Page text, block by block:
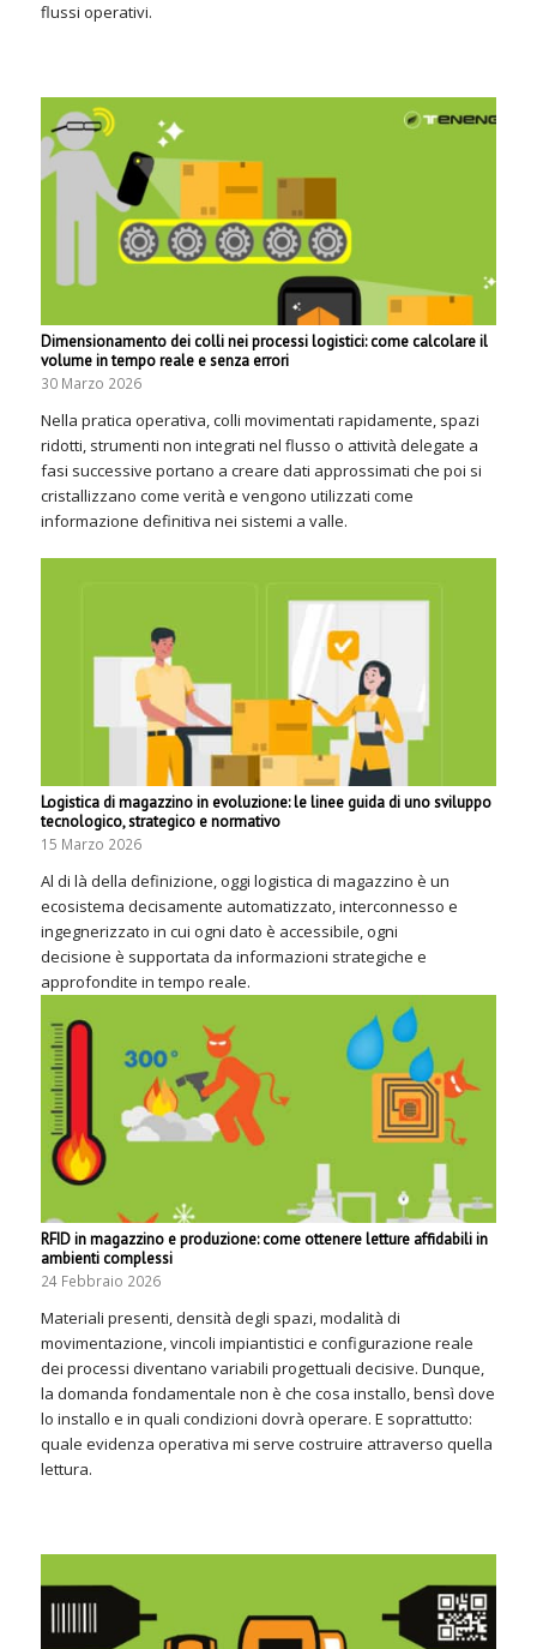
flussi operativi.
Dimensionamento dei colli nei processi logistici: come calcolare il
volume in tempo reale e senza errori
30 Marzo 2026
Nella pratica operativa, colli movimentati rapidamente, spazi
ridotti, strumenti non integrati nel flusso o attività delegate a
fasi successive portano a creare dati approssimati che poi si
cristallizzano come verità e vengono utilizzati come
informazione definitiva nei sistemi a valle.
Logistica di magazzino in evoluzione: le linee guida di uno sviluppo
tecnologico, strategico e normativo
15 Marzo 2026
Al di là della definizione, oggi logistica di magazzino è un
ecosistema decisamente automatizzato, interconnesso e
ingegnerizzato in cui ogni dato è accessibile, ogni
decisione è supportata da informazioni strategiche e
approfondite in tempo reale.
RFID in magazzino e produzione: come ottenere letture affidabili in
ambienti complessi
24 Febbraio 2026
Materiali presenti, densità degli spazi, modalità di
movimentazione, vincoli impiantistici e configurazione reale
dei processi diventano variabili progettuali decisive. Dunque,
la domanda fondamentale non è che cosa installo, bensì dove
lo installo e in quali condizioni dovrà operare. E soprattutto:
quale evidenza operativa mi serve costruire attraverso quella
lettura.